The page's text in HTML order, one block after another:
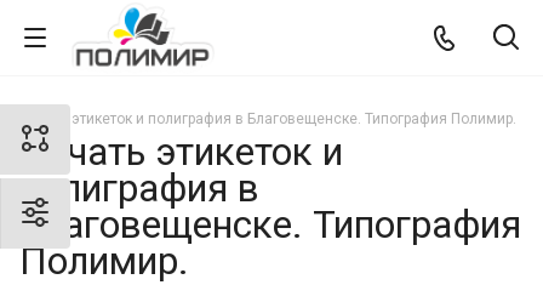
Печать этикеток и полиграфия в Благовещенске. Типография Полимир.
Печать этикеток и
полиграфия в
Благовещенске. Типография
Полимир.